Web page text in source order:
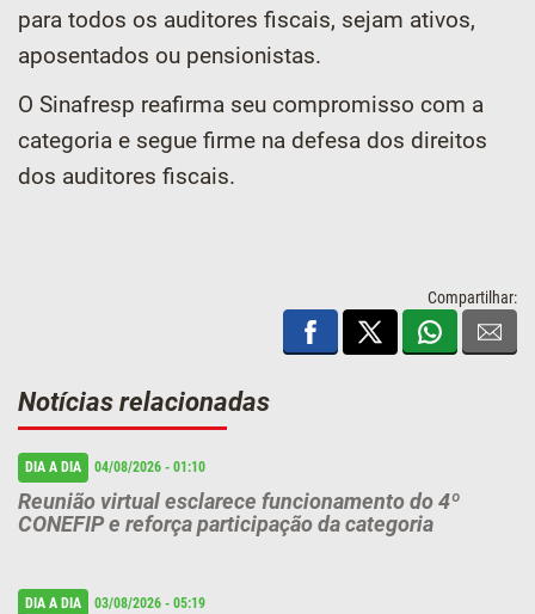
para todos os auditores fiscais, sejam ativos,
aposentados ou pensionistas.
O Sinafresp reafirma seu compromisso com a
categoria e segue firme na defesa dos direitos
dos auditores fiscais.
Compartilhar:
Notícias relacionadas
DIA A DIA 04/08/2026 - 01:10
Reunião virtual esclarece funcionamento do 4º
CONEFIP e reforça participação da categoria
DIA A DIA 03/08/2026 - 05:19